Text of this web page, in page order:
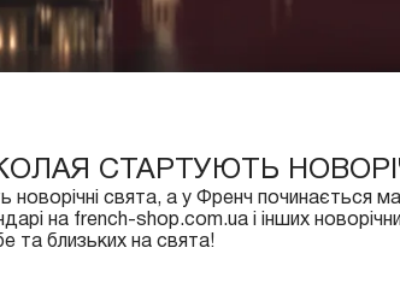
СТАРТУЮТЬ
свята, а у Френч починається
на french-shop.com.ua і інших
та близьких на свята!